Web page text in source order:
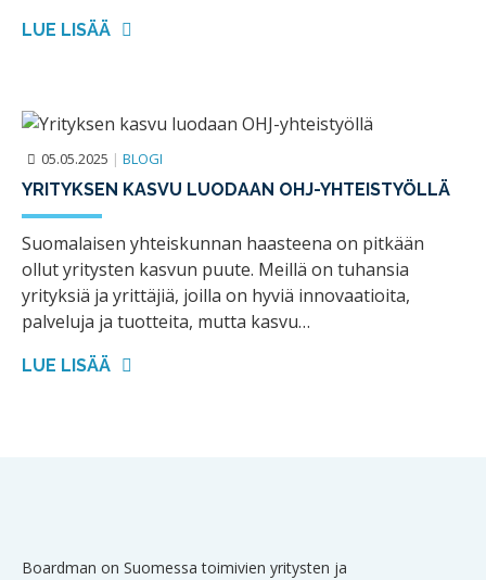
LUE LISÄÄ
05.05.2025 | BLOGI
YRITYKSEN KASVU LUODAAN OHJ-YHTEISTYÖLLÄ
Suomalaisen yhteiskunnan haasteena on pitkään
ollut yritysten kasvun puute. Meillä on tuhansia
yrityksiä ja yrittäjiä, joilla on hyviä innovaatioita,
palveluja ja tuotteita, mutta kasvu…
LUE LISÄÄ
Boardman on Suomessa toimivien yritysten ja